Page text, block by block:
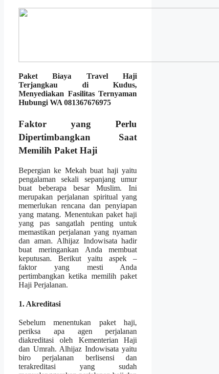
Paket Biaya Travel Haji
Terjangkau di Kudus,
Menyediakan Fasilitas Ternyaman
Hubungi WA 081367676975
Faktor yang Perlu
Dipertimbangkan Saat
Memilih Paket Haji
Bepergian ke Mekah buat haji yaitu
pengalaman sekali sepanjang umur
buat beberapa besar Muslim. Ini
merupakan perjalanan spiritual yang
memerlukan rencana dan penyiapan
yang matang. Menentukan paket haji
yang pas sangatlah penting untuk
memastikan perjalanan yang nyaman
dan aman. Alhijaz Indowisata hadir
buat meringankan Anda membuat
keputusan. Berikut yaitu aspek –
faktor yang mesti Anda
pertimbangkan ketika memilih paket
Haji Perjalanan.
1. Akreditasi
Sebelum menentukan paket haji,
periksa apa agen perjalanan
diakreditasi oleh Kementerian Haji
dan Umrah. Alhijaz Indowisata yaitu
biro perjalanan berlisensi dan
terakreditasi yang sudah